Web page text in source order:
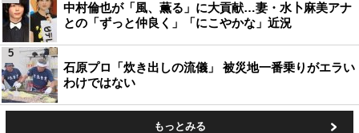
中村倫也が「風、薫る」に大貢献…妻・水卜麻美アナ
との「ずっと仲良く」「にこやかな」近況
石原プロ「炊き出しの流儀」 被災地一番乗りがエラい
わけではない
5
もっとみる